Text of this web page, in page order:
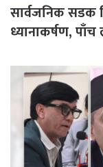
सार्वजनिक सडक
ध्यानाकर्षण,